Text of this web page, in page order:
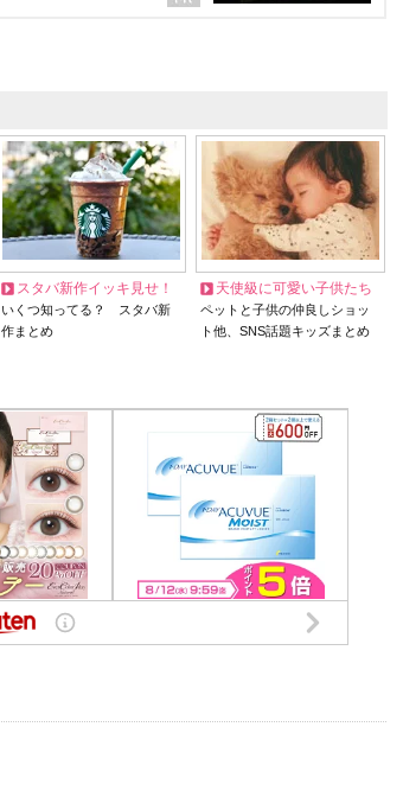
スタバ新作イッキ見せ！
いくつ知ってる？ スタバ新
作まとめ
天使級に可愛い子供たち
ペットと子供の仲良しショッ
ト他、SNS話題キッズまとめ